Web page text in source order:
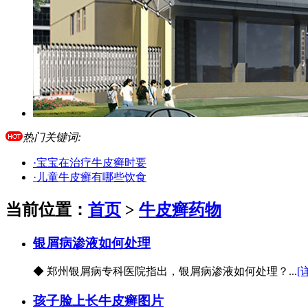
热门关键词:
·宝宝在治疗牛皮癣时要
·儿童牛皮癣有哪些饮食
当前位置： 首页 > 牛皮癣药物
银屑病渗液如何处理
◆ 郑州银屑病专科医院指出，银屑病渗液如何处理？...[
孩子脸上长牛皮癣图片